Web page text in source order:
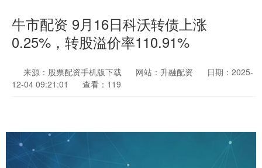
牛市配资 9月16日科沃转债上涨
0.25%，转股溢价率110.91%
来源：股票配资手机版下载 网站：升融配资
日期：2025-
12-04 09:21:01
查看：119